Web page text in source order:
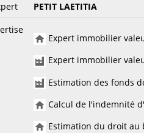
PETIT LAETITIA
Expert immobilier
Expert immobilier
Estimation des fonds
Calcul de l'indemnité
Estimation du droit au